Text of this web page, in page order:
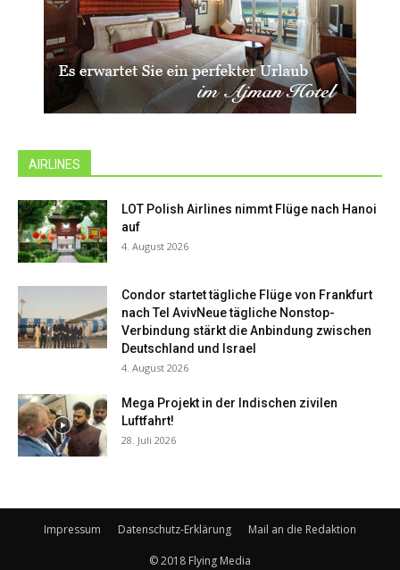
AIRLINES
LOT Polish Airlines nimmt Flüge nach Hanoi
auf
4. August 2026
Condor startet tägliche Flüge von Frankfurt
nach Tel AvivNeue tägliche Nonstop-
Verbindung stärkt die Anbindung zwischen
Deutschland und Israel
4. August 2026
Mega Projekt in der Indischen zivilen
Luftfahrt!
28. Juli 2026
Impressum Datenschutz-Erklärung Mail an die Redaktion
© 2018 Flying Media